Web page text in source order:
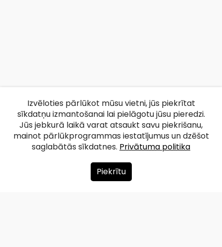
Par mums
Izvēloties pārlūkot mūsu vietni, jūs piekrītat
sīkdatņu izmantošanai lai pielāgotu jūsu pieredzi.
Jūs jebkurā laikā varat atsaukt savu piekrišanu,
mainot pārlūkprogrammas iestatījumus un dzēšot
saglabātās sīkdatnes. Privātuma politika
Piekrītu